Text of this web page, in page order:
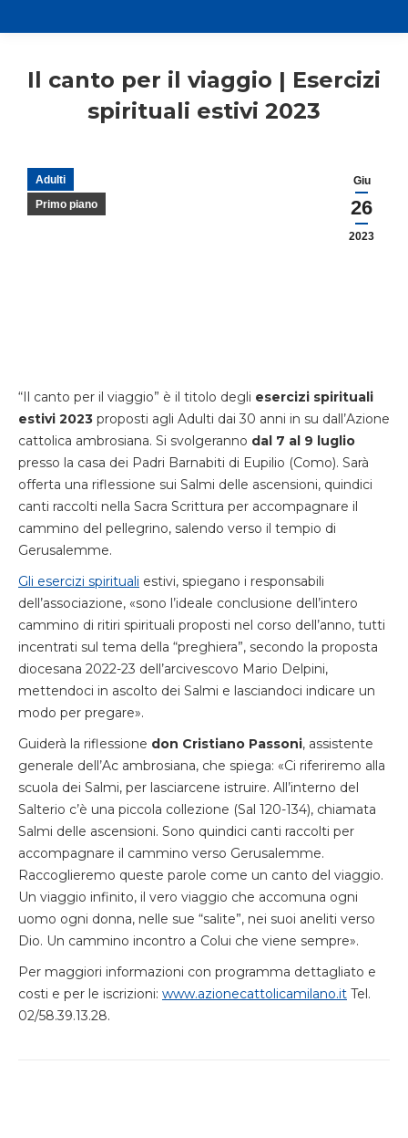
Il canto per il viaggio | Esercizi
spirituali estivi 2023
Giu
26
2023
Adulti
Primo piano
“Il canto per il viaggio” è il titolo degli esercizi spirituali
estivi 2023 proposti agli Adulti dai 30 anni in su dall’Azione
cattolica ambrosiana. Si svolgeranno dal 7 al 9 luglio
presso la casa dei Padri Barnabiti di Eupilio (Como). Sarà
offerta una riflessione sui Salmi delle ascensioni, quindici
canti raccolti nella Sacra Scrittura per accompagnare il
cammino del pellegrino, salendo verso il tempio di
Gerusalemme.
Gli esercizi spirituali estivi, spiegano i responsabili
dell’associazione, «sono l’ideale conclusione dell’intero
cammino di ritiri spirituali proposti nel corso dell’anno, tutti
incentrati sul tema della “preghiera”, secondo la proposta
diocesana 2022-23 dell’arcivescovo Mario Delpini,
mettendoci in ascolto dei Salmi e lasciandoci indicare un
modo per pregare».
Guiderà la riflessione don Cristiano Passoni, assistente
generale dell’Ac ambrosiana, che spiega: «Ci riferiremo alla
scuola dei Salmi, per lasciarcene istruire. All’interno del
Salterio c’è una piccola collezione (Sal 120-134), chiamata
Salmi delle ascensioni. Sono quindici canti raccolti per
accompagnare il cammino verso Gerusalemme.
Raccoglieremo queste parole come un canto del viaggio.
Un viaggio infinito, il vero viaggio che accomuna ogni
uomo ogni donna, nelle sue “salite”, nei suoi aneliti verso
Dio. Un cammino incontro a Colui che viene sempre».
Per maggiori informazioni con programma dettagliato e
costi e per le iscrizioni: www.azionecattolicamilano.it Tel.
02/58.39.13.28.